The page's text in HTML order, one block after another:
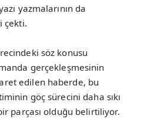
yazmalarının da
çekti.
söz konusu
gerçekleşmesinin
edilen haberde, bu
göç sürecini daha sıkı
parçası olduğu belirtiliyor.